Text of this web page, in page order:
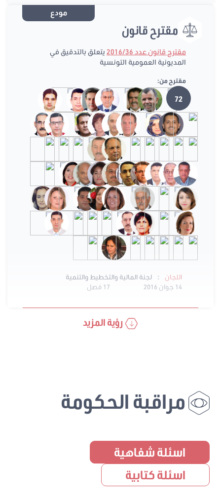
مودع
مقترح قانون
مقترح قانون عدد 2016/36
يتعلق بالتدقيق في
المديونية العمومية التونسية
مقترح من:
72
اللجان :
لجنة المالية والتخطيط والتنمية
14 جوان 2016
17 فصل
رؤية المزيد
مراقبة الحكومة
اسئلة شفاهية
اسئلة كتابية